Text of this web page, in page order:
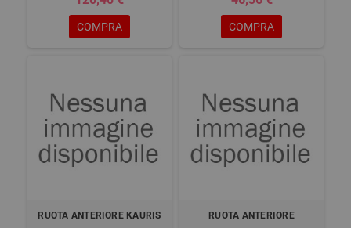
COMPRA COMPRA
RUOTA ANTERIORE KAURIS
RUOTA ANTERIORE